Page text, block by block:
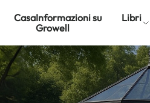
CasaInformazioni su
Growell
Libri